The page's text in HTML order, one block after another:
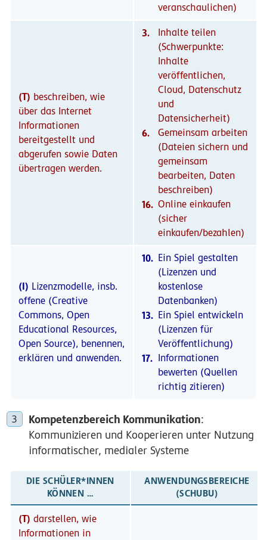
veranschaulichen)
(T) beschreiben, wie
über das Internet
Informationen
bereitgestellt und
abgerufen sowie Daten
übertragen werden.
3.
Inhalte teilen
(Schwerpunkte:
Inhalte
veröffentlichen,
Cloud, Datenschutz
und
Datensicherheit)
6.
Gemeinsam arbeiten
(Dateien sichern und
gemeinsam
bearbeiten, Daten
beschreiben)
16. Online einkaufen
(sicher
einkaufen/bezahlen)
(I) Lizenzmodelle, insb.
offene (Creative
Commons, Open
Educational Resources,
Open Source), benennen,
erklären und anwenden.
10. Ein Spiel gestalten
(Lizenzen und
kostenlose
Datenbanken)
13. Ein Spiel entwickeln
(Lizenzen für
Veröffentlichung)
17. Informationen
bewerten (Quellen
richtig zitieren)
Kompetenzbereich Kommunikation:
Kommunizieren und Kooperieren unter Nutzung
informatischer, medialer Systeme
DIE SCHÜLER*INNEN
KÖNNEN …
ANWENDUNGSBEREICHE
(SCHUBU)
(T) darstellen, wie
Informationen in